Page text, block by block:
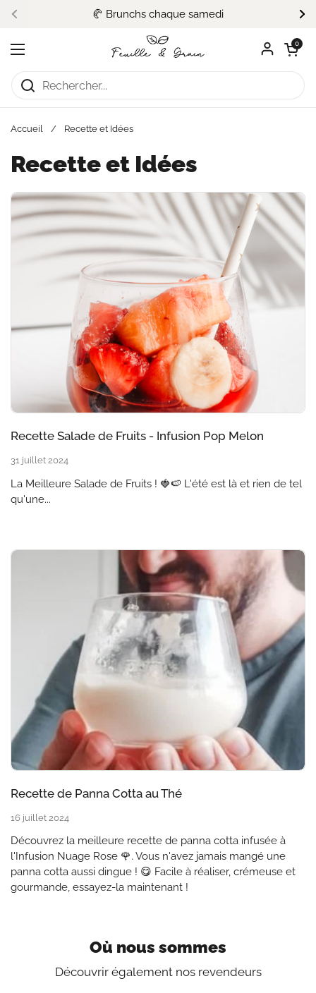
Passer au contenu
Précédent
🥐 Brunchs chaque samedi
Ouvrir le menu
Ouvrir le
0
Accueil / Recette et Idées
Recette et Idées
Recette Salade de Fruits - Infusion Pop Melon
31 juillet 2024
La Meilleure Salade de Fruits ! 🍓🍉 L'été est là et rien de tel
qu'une...
Recette de Panna Cotta au Thé
16 juillet 2024
Découvrez la meilleure recette de panna cotta infusée à
l'Infusion Nuage Rose 🌹. Vous n'avez jamais mangé une
panna cotta aussi dingue ! 😋 Facile à réaliser, crémeuse et
gourmande, essayez-la maintenant !
Où nous sommes
Découvrir également nos revendeurs